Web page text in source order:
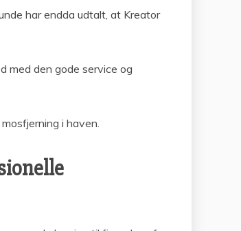
har endda udtalt, at Kreator
med den gode service og
i haven.